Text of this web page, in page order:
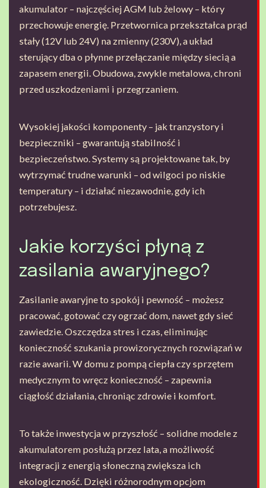
akumulator – najczęściej AGM lub żelowy – który
przechowuje energię. Przetwornica przekształca prąd
stały (12V lub 24V) na zmienny (230V), a układ
sterujący dba o płynne przełączanie między siecią a
zapasem energii. Obudowa, zwykle metalowa, chroni
przed uszkodzeniami i przegrzaniem.
Wysokiej jakości komponenty – jak tranzystory i
bezpieczniki – gwarantują stabilność i
bezpieczeństwo. Systemy są projektowane tak, by
wytrzymać trudne warunki – od wilgoci po niskie
temperatury – i działać niezawodnie, gdy ich
potrzebujesz.
Jakie korzyści płyną z
zasilania awaryjnego?
Zasilanie awaryjne to spokój i pewność – możesz
pracować, gotować czy ogrzać dom, nawet gdy sieć
zawiedzie. Oszczędza stres i czas, eliminując
konieczność szukania prowizorycznych rozwiązań w
razie awarii. W domu z pompą ciepła czy sprzętem
medycznym to wręcz konieczność – zapewnia
ciągłość działania, chroniąc zdrowie i komfort.
To także inwestycja w przyszłość – solidne modele z
akumulatorem posłużą przez lata, a możliwość
integracji z energią słoneczną zwiększa ich
ekologiczność. Dzięki różnorodnym opcjom